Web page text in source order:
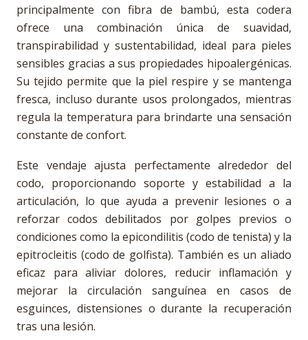
principalmente con fibra de bambú, esta codera
ofrece una combinación única de suavidad,
transpirabilidad y sustentabilidad, ideal para pieles
sensibles gracias a sus propiedades hipoalergénicas.
Su tejido permite que la piel respire y se mantenga
fresca, incluso durante usos prolongados, mientras
regula la temperatura para brindarte una sensación
constante de confort.
Este vendaje ajusta perfectamente alrededor del
codo, proporcionando soporte y estabilidad a la
articulación, lo que ayuda a prevenir lesiones o a
reforzar codos debilitados por golpes previos o
condiciones como la epicondilitis (codo de tenista) y la
epitrocleitis (codo de golfista). También es un aliado
eficaz para aliviar dolores, reducir inflamación y
mejorar la circulación sanguínea en casos de
esguinces, distensiones o durante la recuperación
tras una lesión.